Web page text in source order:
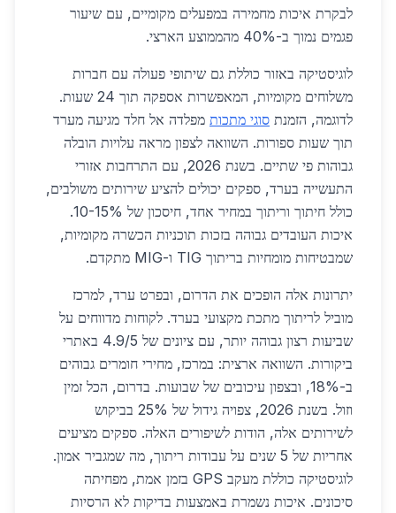
לבקרת איכות מחמירה במפעלים מקומיים, עם שיעור
פגמים נמוך ב-40% מהממוצע הארצי.
לוגיסטיקה באזור כוללת גם שיתופי פעולה עם חברות
משלוחים מקומיות, המאפשרות אספקה תוך 24 שעות.
לדוגמה, הזמנת סוגי מתכות מפלדה אל חלד מגיעה מערד
תוך שעות ספורות. השוואה לצפון מראה עלויות הובלה
גבוהות פי שתיים. בשנת 2026, עם התרחבות אזורי
התעשייה בערד, ספקים יכולים להציע שירותים משולבים,
כולל חיתוך וריתוך במחיר אחד, חיסכון של 10-15%.
איכות העובדים גבוהה בזכות תוכניות הכשרה מקומיות,
שמבטיחות מומחיות בריתוך TIG ו-MIG מתקדם.
יתרונות אלה הופכים את הדרום, ובפרט ערד, למרכז
מוביל לריתוך מתכת מקצועי בערד. לקוחות מדווחים על
שביעות רצון גבוהה יותר, עם ציונים של 4.9/5 באתרי
ביקורות. השוואה ארצית: במרכז, מחירי חומרים גבוהים
ב-18%, ובצפון עיכובים של שבועות. בדרום, הכל זמין
וזול. בשנת 2026, צפויה גידול של 25% בביקוש
לשירותים אלה, הודות לשיפורים האלה. ספקים מציעים
אחריות של 5 שנים על עבודות ריתוך, מה שמגביר אמון.
לוגיסטיקה כוללת מעקב GPS בזמן אמת, מפחיתה
סיכונים. איכות נשמרת באמצעות בדיקות לא הרסיות